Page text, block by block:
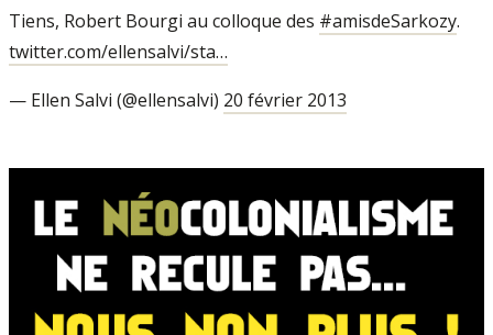
Tiens, Robert Bourgi au colloque des #amisdeSarkozy.
twitter.com/ellensalvi/sta…
— Ellen Salvi (@ellensalvi) 20 février 2013